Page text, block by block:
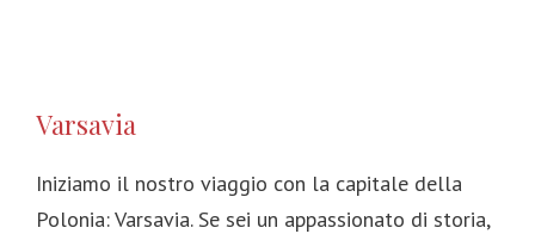
Varsavia
Iniziamo il nostro viaggio con la capitale della
Polonia: Varsavia. Se sei un appassionato di storia,